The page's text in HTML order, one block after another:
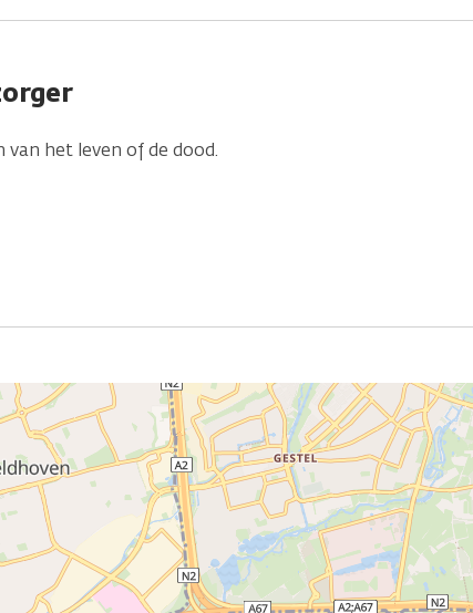
het leven of de dood.